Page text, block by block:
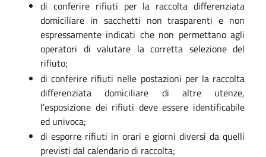
di conferire rifiuti per la raccolta differenziata
domiciliare in sacchetti non trasparenti e non
espressamente indicati che non permettano agli
operatori di valutare la corretta selezione del
rifiuto;
di conferire rifiuti nelle postazioni per la raccolta
differenziata domiciliare di altre utenze,
l’esposizione dei rifiuti deve essere identificabile
ed univoca;
di esporre rifiuti in orari e giorni diversi da quelli
previsti dal calendario di raccolta;